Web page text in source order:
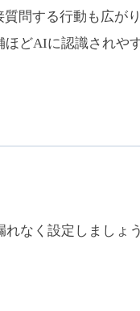
問する行動も広
どAIに認識されや
なく設定しましょう